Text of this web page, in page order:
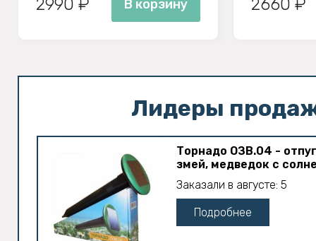
2990 ₽ В корзину 2660 ₽
Лидеры
Торнадо ОЗВ.04 -
змей, медведок с
Заказали в августе: 5
Подробнее